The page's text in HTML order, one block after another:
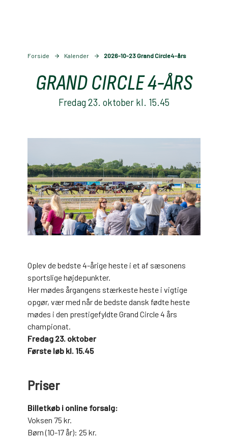
Forside Kalender 2026-10-23 Grand Circle 4-års
GRAND CIRCLE 4-ÅRS
Fredag 23. oktober kl. 15.45
Oplev de bedste 4-årige heste i et af sæsonens
sportslige højdepunkter.
Her mødes årgangens stærkeste heste i vigtige
opgør, vær med når de bedste dansk fødte heste
mødes i den prestigefyldte Grand Circle 4 års
championat.
Fredag 23. oktober
Første løb kl. 15.45
Priser
Billetkøb i online forsalg:
Voksen 75 kr.
Børn (10-17 år): 25 kr.